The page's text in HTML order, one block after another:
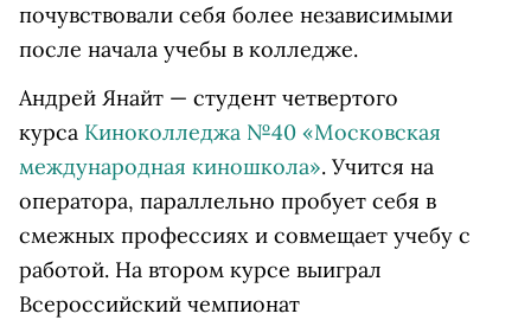
почувствовали себя более независимыми
после начала учебы в колледже.
Андрей Янайт — студент четвертого
курса Киноколледжа №40 «Московская
международная киношкола». Учится на
оператора, параллельно пробует себя в
смежных профессиях и совмещает учебу с
работой. На втором курсе выиграл
Всероссийский чемпионат